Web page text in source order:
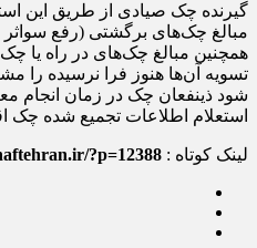
گیرنده چک صیادی از طریق این
مبالغ چک‌های برگشتی (رفع
همچنین مبالغ چک‌های در راه یا
تسویه آن‌ها هنوز فرا نرسیده را
شود ذینفعان چک در زمان انجام
استعلام اطلاعات تجمیع شده چک
لینک کوتاه : ?p=12388